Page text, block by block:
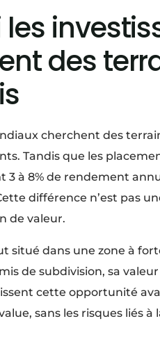
les
des
cherchent des
Tandis que les
3 à 8% de rendement
différence n’est pas
de valeur.
situé dans une zone à
de subdivision, sa
cette opportunité
sans les risques liés